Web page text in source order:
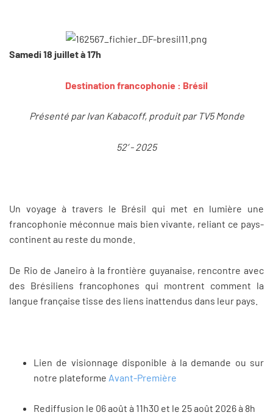
Samedi 18 juillet à 17h
Destination francophonie : Brésil
Présenté par Ivan Kabacoff, produit par TV5 Monde
52’ - 2025
Un voyage à travers le Brésil qui met en lumière une
francophonie méconnue mais bien vivante, reliant ce pays-
continent au reste du monde.
De Rio de Janeiro à la frontière guyanaise, rencontre avec
des Brésiliens francophones qui montrent comment la
langue française tisse des liens inattendus dans leur pays.
Lien de visionnage disponible à la demande ou sur
notre plateforme Avant-Première
Rediffusion le 06 août à 11h30 et le 25 août 2026 à 8h